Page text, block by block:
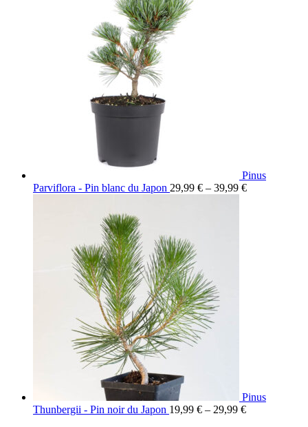
Pinus
Parviflora - Pin blanc du Japon 29,99 € – 39,99 €
Pinus
Thunbergii - Pin noir du Japon 19,99 € – 29,99 €